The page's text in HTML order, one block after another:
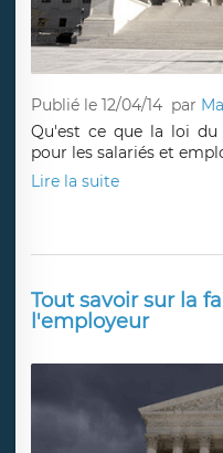
Publié le 12/04/14 par
Qu'est ce que la loi du
pour les salariés et
Lire la suite
Tout savoir sur la
l'employeur